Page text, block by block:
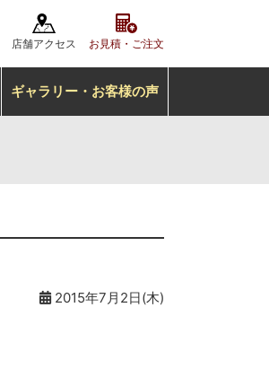
店舗アクセス お見積・ご注文
ギャラリー・お客様の声
2015年7月2日(木)